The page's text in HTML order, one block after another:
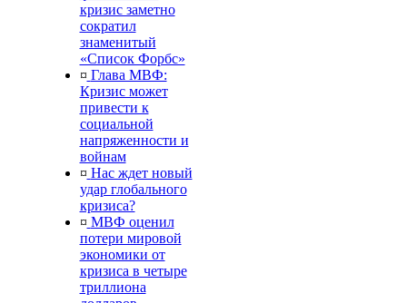
кризис заметно
сократил
знаменитый
«Список Форбс»
¤ Глава МВФ:
Кризис может
привести к
социальной
напряженности и
войнам
¤ Нас ждет новый
удар глобального
кризиса?
¤ МВФ оценил
потери мировой
экономики от
кризиса в четыре
триллиона